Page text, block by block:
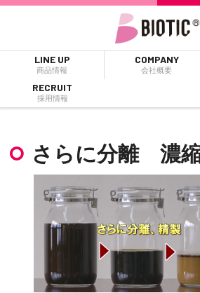
LINE UP
商品情報
COMPANY
会社概要
RECRUIT
採用情報
さらに分離 濃